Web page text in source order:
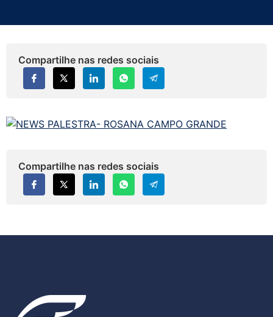
Compartilhe nas redes sociais
Compartilhe nas redes sociais